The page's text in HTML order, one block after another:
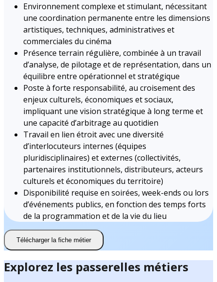
Environnement complexe et stimulant, nécessitant
une coordination permanente entre les dimensions
artistiques, techniques, administratives et
commerciales du cinéma
Présence terrain régulière, combinée à un travail
d’analyse, de pilotage et de représentation, dans un
équilibre entre opérationnel et stratégique
Poste à forte responsabilité, au croisement des
enjeux culturels, économiques et sociaux,
impliquant une vision stratégique à long terme et
une capacité d’arbitrage au quotidien
Travail en lien étroit avec une diversité
d’interlocuteurs internes (équipes
pluridisciplinaires) et externes (collectivités,
partenaires institutionnels, distributeurs, acteurs
culturels et économiques du territoire)
Disponibilité requise en soirées, week-ends ou lors
d’événements publics, en fonction des temps forts
de la programmation et de la vie du lieu
Télécharger la fiche métier
Explorez les passerelles métiers